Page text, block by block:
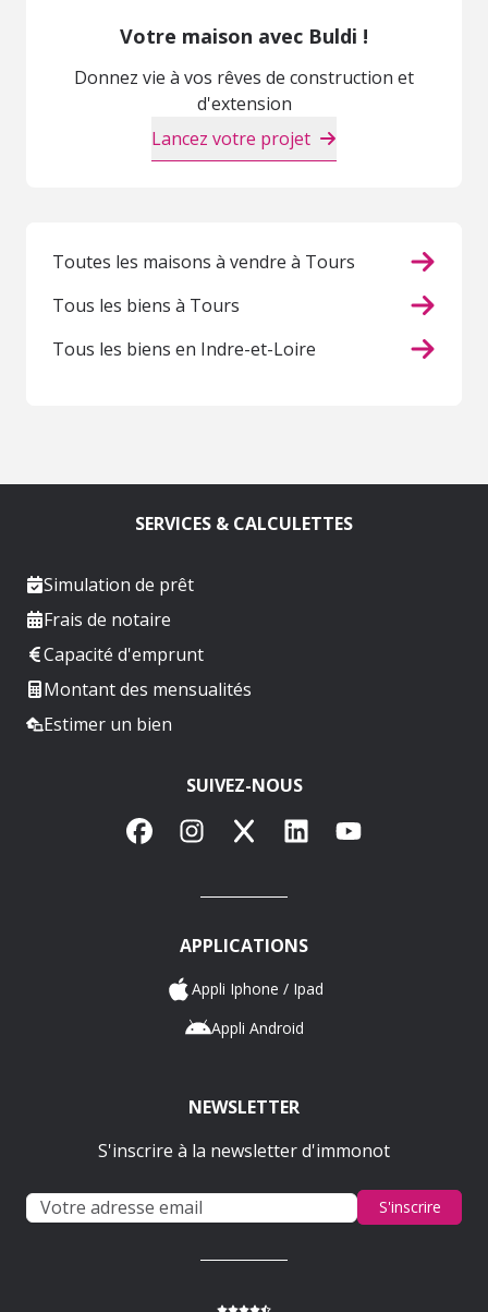
Votre maison avec Buldi !
Donnez vie à vos rêves de construction et
d'extension
Lancez votre projet
Toutes les maisons à vendre à Tours
Tous les biens à Tours
Tous les biens en Indre-et-Loire
SERVICES & CALCULETTES
Simulation de prêt
Frais de notaire
Capacité d'emprunt
Montant des mensualités
Estimer un bien
SUIVEZ-NOUS
FacebookInstagram
X LinkedInYouTube
APPLICATIONS
Appli Iphone / Ipad
Appli Android
NEWSLETTER
S'inscrire à la newsletter d'immonot
S'inscrire